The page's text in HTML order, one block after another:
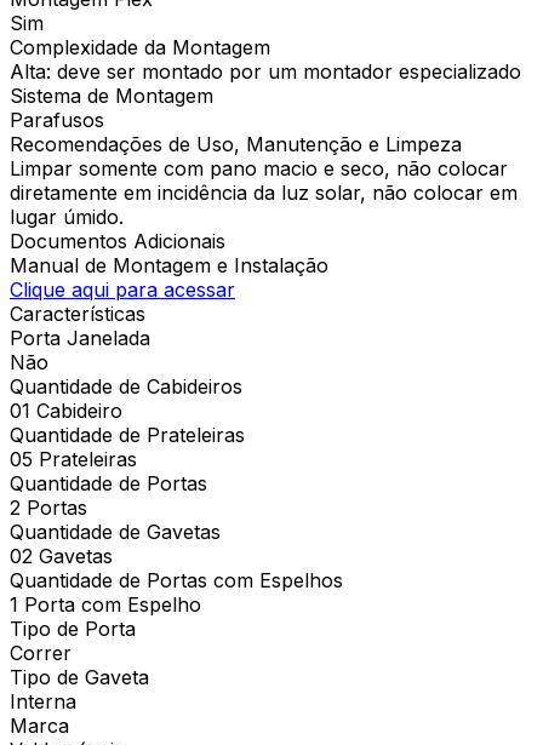
Sim
Complexidade da Montagem
Alta: deve ser montado por um montador especializado
Sistema de Montagem
Parafusos
Recomendações de Uso, Manutenção e Limpeza
Limpar somente com pano macio e seco, não colocar
diretamente em incidência da luz solar, não colocar em
lugar úmido.
Documentos Adicionais
Manual de Montagem e Instalação
Clique aqui para acessar
Características
Porta Janelada
Não
Quantidade de Cabideiros
01 Cabideiro
Quantidade de Prateleiras
05 Prateleiras
Quantidade de Portas
2 Portas
Quantidade de Gavetas
02 Gavetas
Quantidade de Portas com Espelhos
1 Porta com Espelho
Tipo de Porta
Correr
Tipo de Gaveta
Interna
Marca